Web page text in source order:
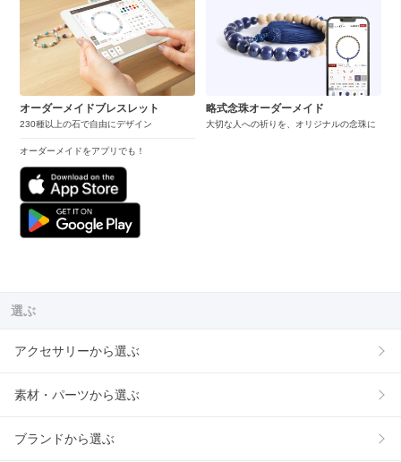
オーダーメイドブレスレット
230種以上の石で自由にデザイン
オーダーメイドをアプリでも！
略式念珠オーダーメイド
大切な人への祈りを、オリジナルの念珠に
選ぶ
アクセサリーから選ぶ
素材・パーツから選ぶ
ブランドから選ぶ